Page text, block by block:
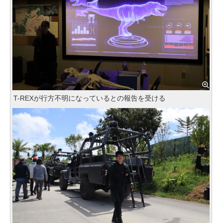
T-REXが行方不明になっているとの報告を受ける